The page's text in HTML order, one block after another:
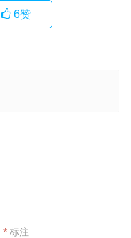
6赞
*标注